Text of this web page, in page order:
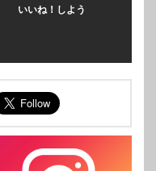
いいね！しよう